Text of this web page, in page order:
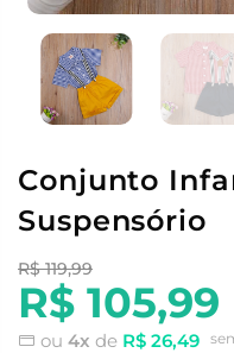
Conjunto
Suspensório
R$ 119,99
R$ 105,99
ou 4x de R$ 26,49